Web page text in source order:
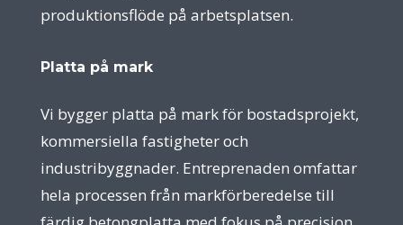
produktionsflöde på arbetsplatsen.
Platta på mark
Vi bygger platta på mark för bostadsprojekt,
kommersiella fastigheter och
industribyggnader. Entreprenaden omfattar
hela processen från markförberedelse till